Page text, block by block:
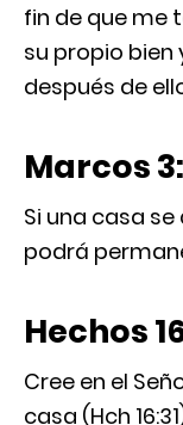
fin de que me
su propio bien
después de
Marcos
Si una casa
podrá
Hechos
Cree en el
casa (Hch